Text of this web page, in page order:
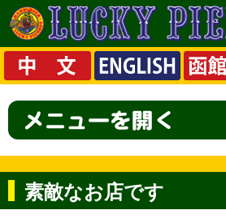
素敵なお店です